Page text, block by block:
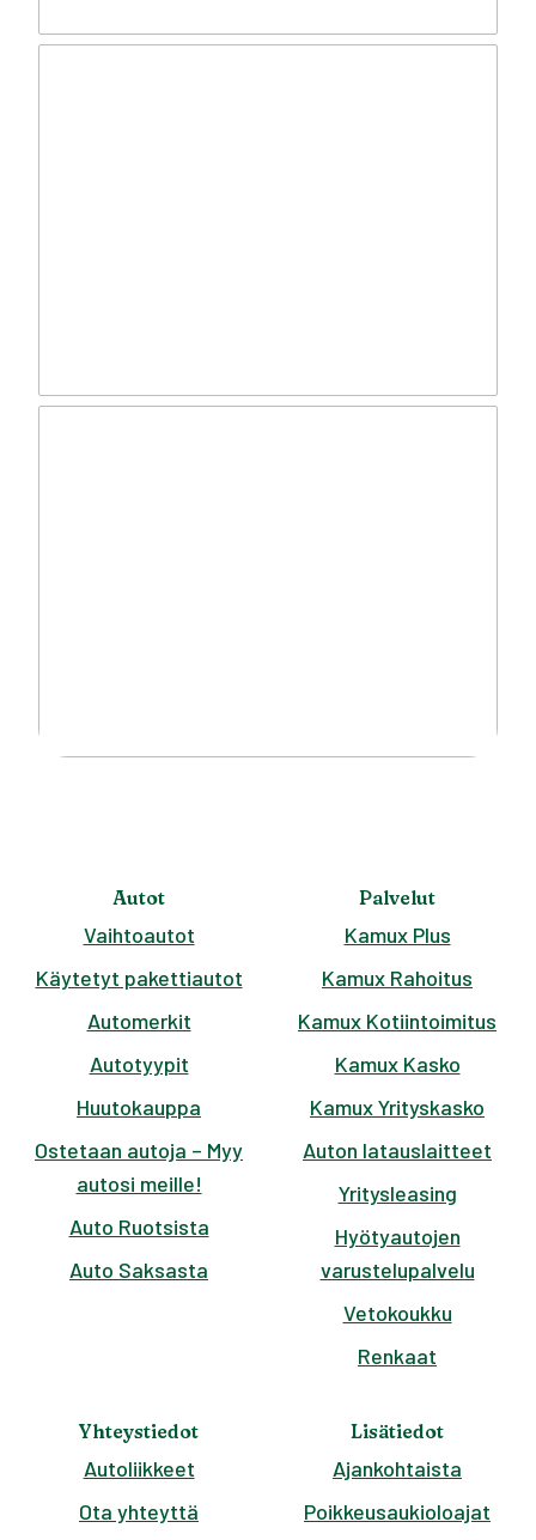
Autot
Vaihtoautot
Käytetyt pakettiautot
Automerkit
Autotyypit
Huutokauppa
Ostetaan autoja – Myy
autosi meille!
Auto Ruotsista
Auto Saksasta
Palvelut
Kamux Plus
Kamux Rahoitus
Kamux Kotiintoimitus
Kamux Kasko
Kamux Yrityskasko
Auton latauslaitteet
Yritysleasing
Hyötyautojen
varustelupalvelu
Vetokoukku
Renkaat
Yhteystiedot
Autoliikkeet
Ota yhteyttä
Lisätiedot
Ajankohtaista
Poikkeusaukioloajat